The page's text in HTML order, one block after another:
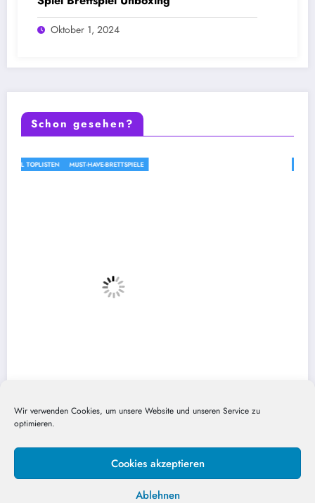
Wir verwenden Cookies, um unsere Website und unseren Service zu
optimieren.
Cookies akzeptieren
Ablehnen
Oktober 1, 2024
Schon gesehen?
MUST-HAVE-BRETTSPIELE
[Community Video-Umfrage]
November 1, 2024 DieHausis